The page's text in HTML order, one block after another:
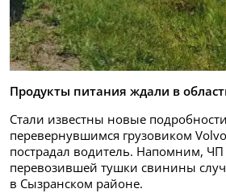
Продукты питания ждали в
Стали известны новые
перевернувшимся грузовиком
пострадал водитель. Напомним, ЧП
перевозившей тушки свинины
в Сызранском районе.